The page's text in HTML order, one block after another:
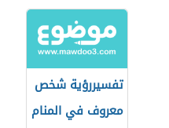
تفسيررؤية شخص
معروف في المنام